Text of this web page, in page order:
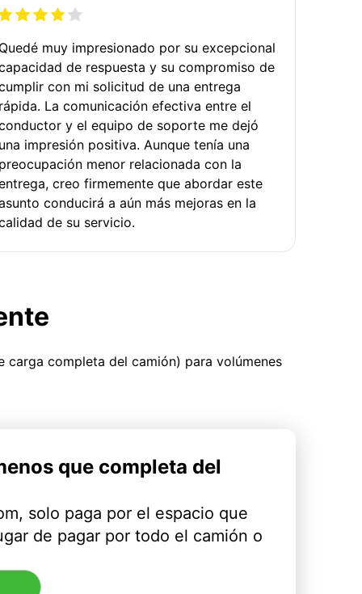
muy impresionado por su excepcional
de respuesta y su compromiso de
con mi solicitud de una entrega
La comunicación efectiva entre el
y el equipo de soporte me dejó
impresión positiva. Aunque tenía una
menor relacionada con la
creo firmemente que abordar este
conducirá a aún más mejoras en la
de su servicio.
carga completa del camión) para volúmenes
que completa del
solo paga por el espacio que
de pagar por todo el camión o